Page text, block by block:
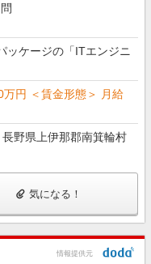
ッケージの「ITエンジニ
円 ＜賃金形態＞ 月給
野県上伊那郡南箕輪村
気になる！
情報提供元